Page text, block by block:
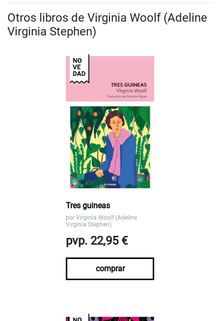
Otros libros de Virginia Woolf (Adeline
Virginia Stephen)
Tres guineas
por Virginia Woolf (Adeline
Virginia Stephen)
pvp. 22,95 €
comprar